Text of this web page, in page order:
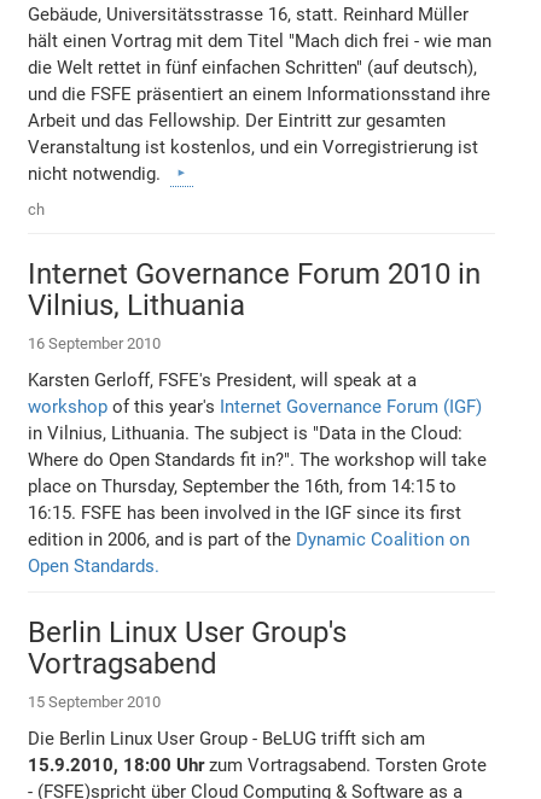
Gebäude, Universitätsstrasse 16, statt. Reinhard Müller
hält einen Vortrag mit dem Titel "Mach dich frei - wie man
die Welt rettet in fünf einfachen Schritten" (auf deutsch),
und die FSFE präsentiert an einem Informationsstand ihre
Arbeit und das Fellowship. Der Eintritt zur gesamten
Veranstaltung ist kostenlos, und ein Vorregistrierung ist
nicht notwendig.
ch
Internet Governance Forum 2010 in
Vilnius, Lithuania
16 September 2010
Karsten Gerloff, FSFE's President, will speak at a
workshop of this year's Internet Governance Forum (IGF)
in Vilnius, Lithuania. The subject is "Data in the Cloud:
Where do Open Standards fit in?". The workshop will take
place on Thursday, September the 16th, from 14:15 to
16:15. FSFE has been involved in the IGF since its first
edition in 2006, and is part of the Dynamic Coalition on
Open Standards.
Berlin Linux User Group's
Vortragsabend
15 September 2010
Die Berlin Linux User Group - BeLUG trifft sich am
15.9.2010, 18:00 Uhrzum Vortragsabend. Torsten Grote
- (FSFE)spricht über Cloud Computing & Software as a